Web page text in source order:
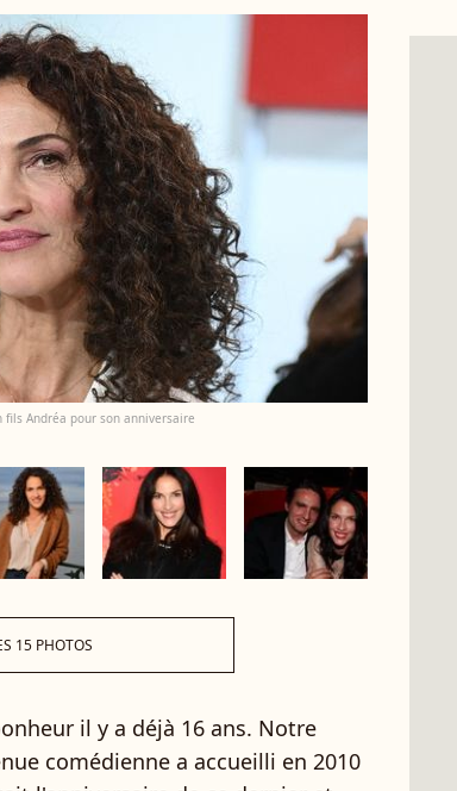
Andréa pour son anniversaire
15 PHOTOS
il y a déjà 16 ans. Notre
comédienne a accueilli en 2010